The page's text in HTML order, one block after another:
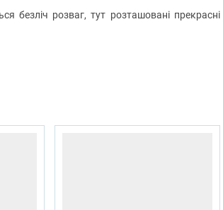
безліч розваг, тут розташовані прекрасні